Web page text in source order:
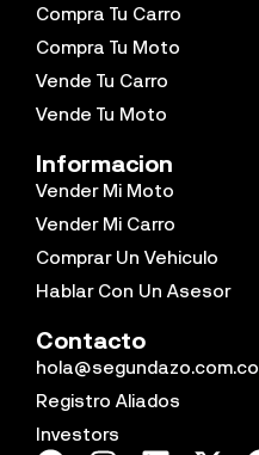
Compra Tu Carro
Compra Tu Moto
Vende Tu Carro
Vende Tu Moto
Informacion
Vender Mi Moto
Vender Mi Carro
Comprar Un Vehiculo
Hablar Con Un Asesor
Contacto
hola@segundazo.com.co
Registro Aliados
Investors